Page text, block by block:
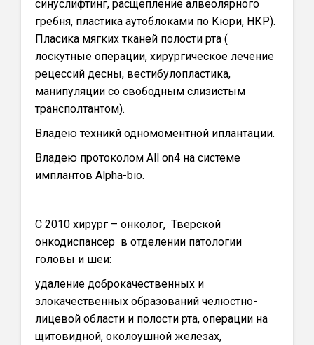
синуслифтинг, расщепление алвеолярного
гребня, пластика аутоблоками по Кюри, НКР).
Пласика мягких тканей полости рта (
лоскутные операции, хирургическое лечение
рецессий десны, вестибулопластика,
манипуляции со свободным слизистым
трансполтантом).
Владею техникй одномоментной иплантации.
Владею протоколом All on4 на системе
имплантов Alpha-bio.
С 2010 хирург – онколог, Тверской
онкодиспансер в отделении патологии
головы и шеи:
удаление доброкачественных и
злокачественных образований челюстно-
лицевой области и полости рта, операции на
щитовидной, околоушной железах,